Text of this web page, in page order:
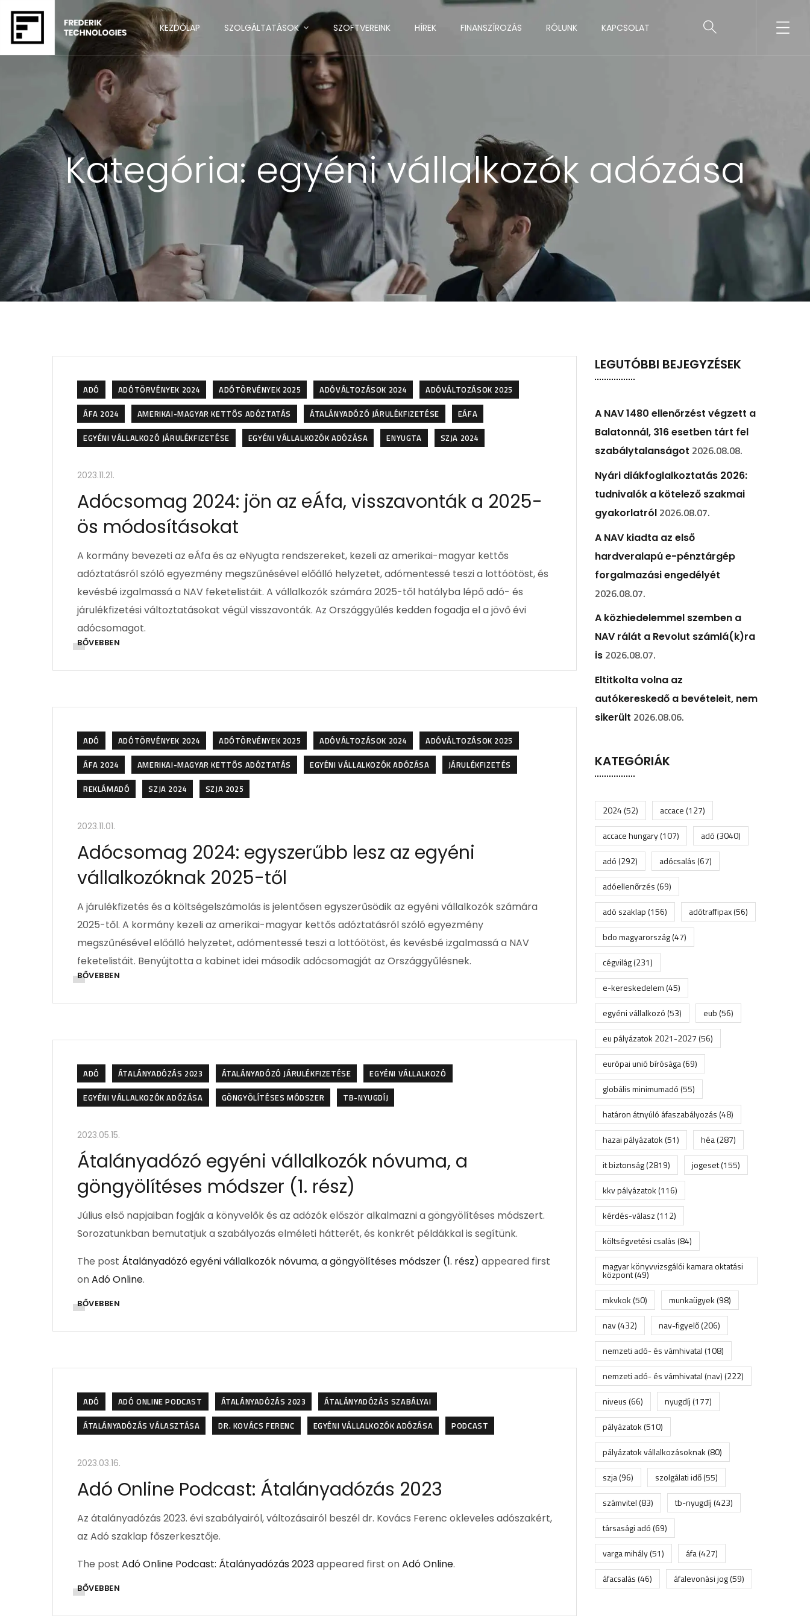
KEZDŐLAP SZOLGÁLTATÁSOK SZOFTVEREINK HÍREK FINANSZÍROZÁS RÓLUNK KAPCSOLAT
Kategória:egyéni vállalkozók adózása
ADÓ ADÓTÖRVÉNYEK 2024 ADÓTÖRVÉNYEK 2025 ADÓVÁLTOZÁSOK 2024
ADÓVÁLTOZÁSOK 2025
ÁFA 2024
AMERIKAI-MAGYAR KETTŐS ADÓZTATÁS ÁTALÁNYADÓZÓ JÁRULÉKFIZETÉSE
EÁFA
EGYÉNI VÁLLALKOZÓ JÁRULÉKFIZETÉSE
EGYÉNI VÁLLALKOZÓK ADÓZÁSA ENYUGTA SZJA 2024
2023.11.21.
Adócsomag 2024: jön az eÁfa, visszavonták a 2025-
ös módosításokat
A kormány bevezeti az eÁfa és az eNyugta rendszereket, kezeli az amerikai-magyar kettős
adóztatásról szóló egyezmény megszűnésével előálló helyzetet, adómentessé teszi a lottóötöst, és
kevésbé izgalmassá a NAV feketelistáit. A vállalkozók számára 2025-től hatályba lépő adó- és
járulékfizetési változtatásokat végül visszavonták. Az Országgyűlés kedden fogadja el a jövő évi
adócsomagot.
BŐVEBBEN
ADÓ ADÓTÖRVÉNYEK 2024 ADÓTÖRVÉNYEK 2025 ADÓVÁLTOZÁSOK 2024
ADÓVÁLTOZÁSOK 2025
ÁFA 2024
AMERIKAI-MAGYAR KETTŐS ADÓZTATÁS EGYÉNI VÁLLALKOZÓK ADÓZÁSA
JÁRULÉKFIZETÉS
REKLÁMADÓ
SZJA 2024 SZJA 2025
2023.11.01.
Adócsomag 2024: egyszerűbb lesz az egyéni
vállalkozóknak 2025-től
A járulékfizetés és a költségelszámolás is jelentősen egyszerűsödik az egyéni vállalkozók számára
2025-től. A kormány kezeli az amerikai-magyar kettős adóztatásról szóló egyezmény
megszűnésével előálló helyzetet, adómentessé teszi a lottóötöst, és kevésbé izgalmassá a NAV
feketelistáit. Benyújtotta a kabinet idei második adócsomagját az Országgyűlésnek.
BŐVEBBEN
ADÓ ÁTALÁNYADÓZÁS 2023 ÁTALÁNYADÓZÓ JÁRULÉKFIZETÉSE
EGYÉNI VÁLLALKOZÓ
EGYÉNI VÁLLALKOZÓK ADÓZÁSA
GÖNGYÖLÍTÉSES MÓDSZER TB-NYUGDÍJ
2023.05.15.
Átalányadózó egyéni vállalkozók nóvuma, a
göngyölítéses módszer (1. rész)
Július első napjaiban fogják a könyvelők és az adózók először alkalmazni a göngyölítéses módszert.
Sorozatunkban bemutatjuk a szabályozás elméleti hátterét, és konkrét példákkal is segítünk.
The post Átalányadózó egyéni vállalkozók nóvuma, a göngyölítéses módszer (1. rész) appeared first
onAdó Online.
BŐVEBBEN
ADÓ ADÓ ONLINE PODCAST ÁTALÁNYADÓZÁS 2023
ÁTALÁNYADÓZÁS SZABÁLYAI
ÁTALÁNYADÓZÁS VÁLASZTÁSA
DR. KOVÁCS FERENC EGYÉNI VÁLLALKOZÓK ADÓZÁSA PODCAST
2023.03.16.
Adó Online Podcast: Átalányadózás 2023
Az átalányadózás 2023. évi szabályairól, változásairól beszél dr. Kovács Ferenc okleveles adószakért,
az Adó szaklap főszerkesztője.
The post Adó Online Podcast: Átalányadózás 2023appeared first onAdó Online.
BŐVEBBEN
LEGUTÓBBI BEJEGYZÉSEK
A NAV 1480 ellenőrzést végzett a
Balatonnál, 316 esetben tárt fel
szabálytalanságot 2026.08.08.
Nyári diákfoglalkoztatás 2026:
tudnivalók a kötelező szakmai
gyakorlatról 2026.08.07.
A NAV kiadta az első
hardveralapú e-pénztárgép
forgalmazási engedélyét
2026.08.07.
A közhiedelemmel szemben a
NAV rálát a Revolut számlá(k)ra
is 2026.08.07.
Eltitkolta volna az
autókereskedő a bevételeit, nem
sikerült 2026.08.06.
KATEGÓRIÁK
2024(52) accace(127)
accace hungary(107) adó(3040)
adó(292) adócsalás(67)
adóellenőrzés(69)
adó szaklap(156) adótraffipax(56)
bdo magyarország(47)
cégvilág(231)
e-kereskedelem(45)
egyéni vállalkozó(53) eub(56)
eu pályázatok 2021-2027(56)
európai unió bírósága(69)
globális minimumadó(55)
határon átnyúló áfaszabályozás(48)
hazai pályázatok(51) héa(287)
it biztonság(2819) jogeset(155)
kkv pályázatok(116)
kérdés-válasz(112)
költségvetési csalás(84)
magyar könyvvizsgálói kamara oktatási
központ(49)
mkvkok(50) munkaügyek(98)
nav(432) nav-figyelő(206)
nemzeti adó- és vámhivatal(108)
nemzeti adó- és vámhivatal (nav)(222)
niveus(66) nyugdíj(177)
pályázatok(510)
pályázatok vállalkozásoknak(80)
szja(96) szolgálati idő(55)
számvitel(83) tb-nyugdíj(423)
társasági adó(69)
varga mihály(51) áfa(427)
áfacsalás(46) áfalevonási jog(59)